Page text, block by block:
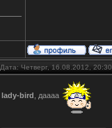
Дата: Четверг, 16.08.2012,
lady-bird , даааа